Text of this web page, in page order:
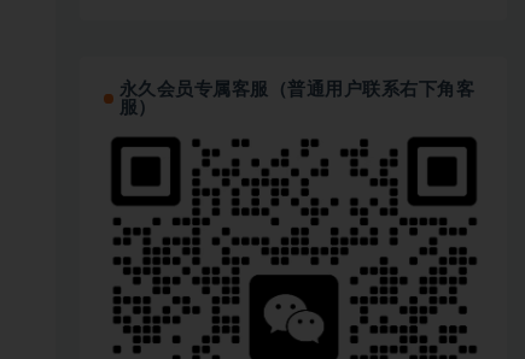
永久会员专属客服（普通用户联系右下角客
服）